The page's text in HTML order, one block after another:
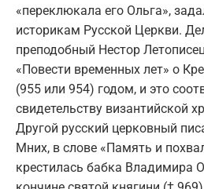
«переклюкала его Ольга»,
историкам Русской Церкви.
преподобный Нестор
«Повести временных лет» о
(955 или 954) годом, и это
свидетельству византийской
Другой русский церковный
Мних, в слове «Память и
крестилась бабка Владимира